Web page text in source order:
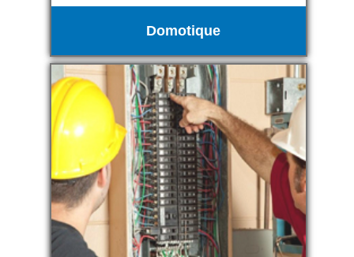
Domotique